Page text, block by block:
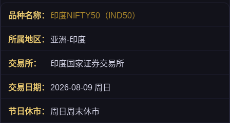
印度NIFTY50（IND50）
亚洲-印度
印度国家证券交易所
2026-08-09 周日
周日周末休市